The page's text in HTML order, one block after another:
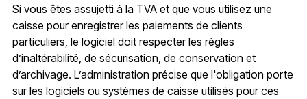
Si vous êtes assujetti à la TVA et que vous utilisez une
caisse pour enregistrer les paiements de clients
particuliers, le logiciel doit respecter les règles
d’inaltérabilité, de sécurisation, de conservation et
d’archivage. L’administration précise que l'obligation porte
sur les logiciels ou systèmes de caisse utilisés pour ces